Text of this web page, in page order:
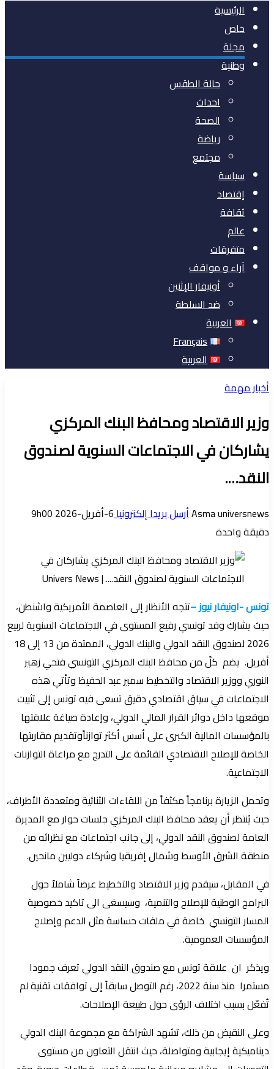
الرئيسية
خاص
مجلة
وطنية
حالة الطقس
احداث
الصحة
رياضة
مجتمع
سياسة
إقتصاد
ثقافة
عالم
متفرقات
آراء و مواقف
أونيفار الإثنين
ضد السلطة
العربية
Français
العربية
أخبار مهمة
وزير الاقتصاد ومحافظ البنك المركزي
يشاركان في الاجتماعات السنوية لصندوق
النقد….
Asma universnewsأرسل بريدا إلكترونيا6-أفريل-2026 9h00
دقيقة واحدة
تونس -اونيفار نيوز –تتجه الأنظار إلى العاصمة الأمريكية واشنطن،
حيث يشارك وفد تونسي رفيع المستوى في الاجتماعات السنوية لربيع
2026 لصندوق النقد الدولي والبنك الدولي، الممتدة من 13 إلى 18
أفريل. يضم كلّ من محافظ البنك المركزي التونسي فتحي زهير
النوري ووزير الاقتصاد والتخطيط سمير عبد الحفيظ وتأتي هذه
الاجتماعات في سياق اقتصادي دقيق تسعى فيه تونس إلى تثبيت
موقعها داخل دوائر القرار المالي الدولي، وإعادة صياغة علاقتها
بالمؤسسات المالية الكبرى على أسس أكثر توازناًوتقديم مقاربتها
الخاصة للإصلاح الاقتصادي القائمة على التدرج مع مراعاة التوازنات
الاجتماعية.
وتحمل الزيارة برنامجاً مكثفاً من اللقاءات الثنائية ومتعددة الأطراف،
حيث يُنتظر أن يعقد محافظ البنك المركزي جلسات حوار مع المديرة
العامة لصندوق النقد الدولي، إلى جانب اجتماعات مع نظرائه من
منطقة الشرق الأوسط وشمال إفريقيا وشركاء دوليين مانحين.
في المقابل، سيقدم وزير الاقتصاد والتخطيط عرضاً شاملاً حول
البرامج الوطنية للإصلاح والتنمية، وسيسغى الى تاكيد خصوصية
المسار التونسي خاصة في ملفات حساسة مثل الدعم وإصلاح
المؤسسات العمومية.
ويذكر ان علاقة تونس مع صندوق النقد الدولي تعرف جمودا
مستمرا منذ سنة 2022، رغم التوصل سابقاً إلى توافقات تقنية لم
تُفعّل بسبب اختلاف الرؤى حول طبيعة الإصلاحات.
وعلى النقيض من ذلك، تشهد الشراكة مع مجموعة البنك الدولي
ديناميكية إيجابية ومتواصلة، حيث انتقل التعاون من مستوى